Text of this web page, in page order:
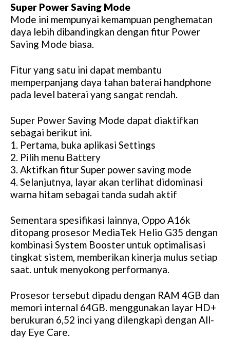
Super Power Saving Mode
Mode ini mempunyai kemampuan penghematan
daya lebih dibandingkan dengan fitur Power
Saving Mode biasa.
Fitur yang satu ini dapat membantu
memperpanjang daya tahan baterai handphone
pada level baterai yang sangat rendah.
Super Power Saving Mode dapat diaktifkan
sebagai berikut ini.
1. Pertama, buka aplikasi Settings
2. Pilih menu Battery
3. Aktifkan fitur Super power saving mode
4. Selanjutnya, layar akan terlihat didominasi
warna hitam sebagai tanda sudah aktif
Sementara spesifikasi lainnya, Oppo A16k
ditopang prosesor MediaTek Helio G35 dengan
kombinasi System Booster untuk optimalisasi
tingkat sistem, memberikan kinerja mulus setiap
saat. untuk menyokong performanya.
Prosesor tersebut dipadu dengan RAM 4GB dan
memori internal 64GB. menggunakan layar HD+
berukuran 6,52 inci yang dilengkapi dengan All-
day Eye Care.